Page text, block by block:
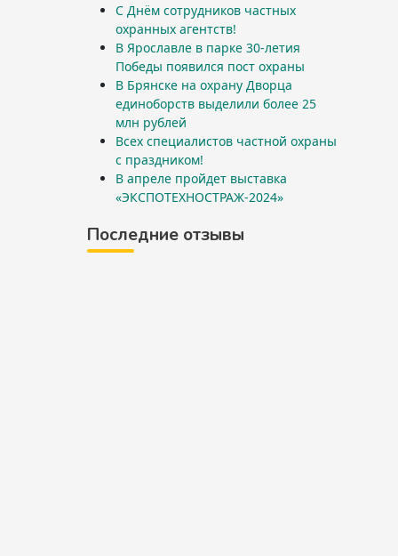
С Днём сотрудников частных
охранных агентств!
В Ярославле в парке 30-летия
Победы появился пост охраны
В Брянске на охрану Дворца
единоборств выделили более 25
млн рублей
Всех специалистов частной охраны
с праздником!
В апреле пройдет выставка
«ЭКСПОТЕХНОСТРАЖ-2024»
Последние отзывы